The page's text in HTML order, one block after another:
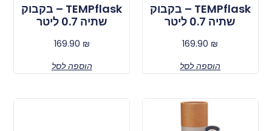
TEMPflask – בקבוק
שתיה 0.7 ליטר
169.90 ₪
הוספה לסל
TEMPflask – בקבוק
שתיה 0.7 ליטר
169.90 ₪
הוספה לסל